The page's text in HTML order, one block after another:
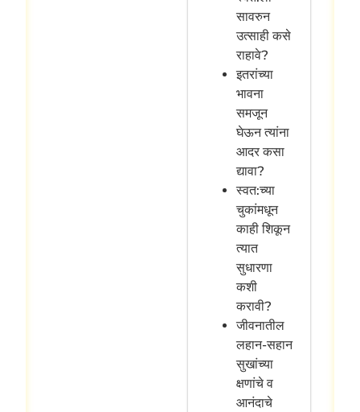
सावरुन
उत्साही कसे
राहावे?
इतरांच्या
भावना
समजून
घेऊन त्यांना
आदर कसा
द्यावा?
स्वत:च्या
चुकांमधून
काही शिकून
त्यात
सुधारणा
कशी
करावी?
जीवनातील
लहान-सहान
सुखांच्या
क्षणांचे व
आनंदाचे